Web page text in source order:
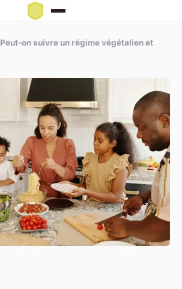
Peut-on suivre un régime végétalien et